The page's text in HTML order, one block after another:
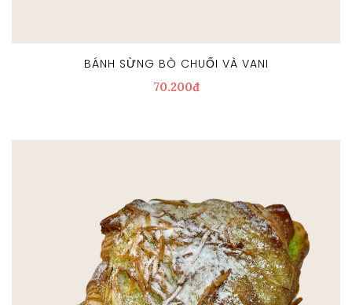
BÁNH SỪNG BÒ CHUỐI VÀ VANI
70.200đ